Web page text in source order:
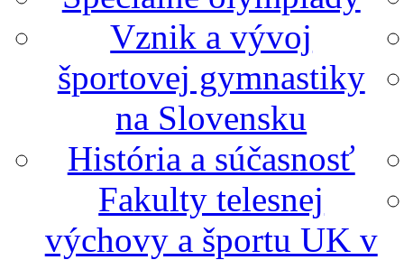
Vznik a vývoj
športovej gymnastiky
na Slovensku
História a súčasnosť
Fakulty telesnej
výchovy a športu UK v